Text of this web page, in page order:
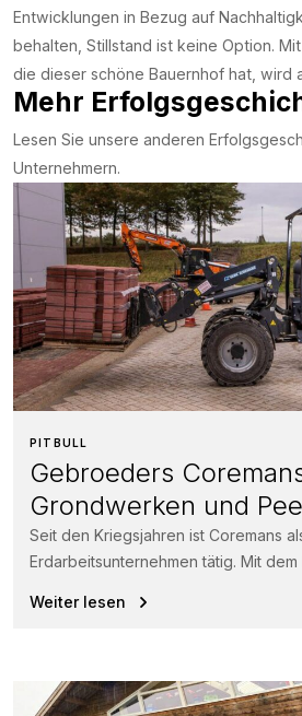
Entwicklungen in Bezug auf
behalten, Stillstand ist keine Option.
die dieser schöne Bauernhof hat, wird
Mehr
Lesen Sie unsere anderen
Unternehmern.
PITBULL
Gebroeders
Grondwerken und
Seit den Kriegsjahren ist Coremans
Erdarbeitsunternehmen tätig. Mit
Weiter lesen